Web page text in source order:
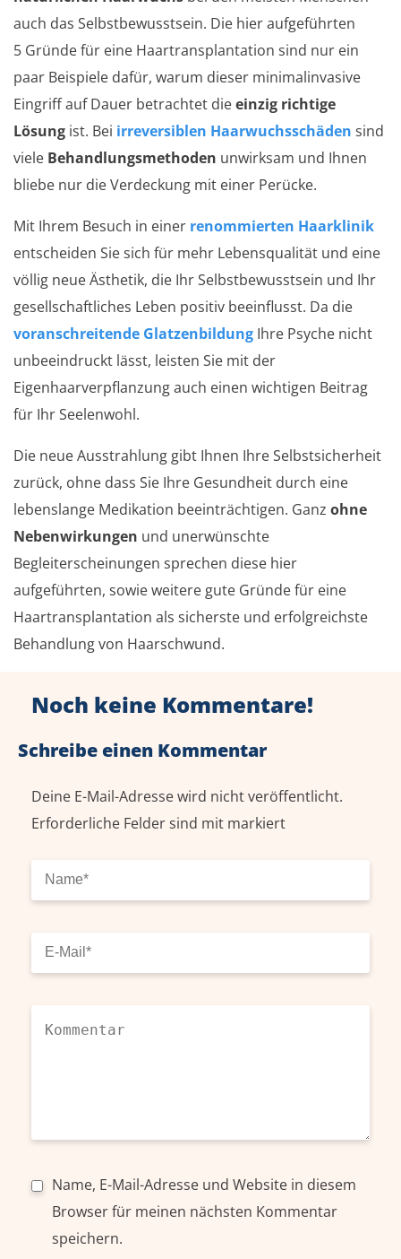
auch das Selbstbewusstsein. Die hier aufgeführten
5 Gründe für eine Haartransplantation sind nur ein
paar Beispiele dafür, warum dieser minimalinvasive
Eingriff auf Dauer betrachtet dieeinzig richtige
Lösung ist. Bei irreversiblen Haarwuchsschäden sind
viele Behandlungsmethoden unwirksam und Ihnen
bliebe nur die Verdeckung mit einer Perücke.
Mit Ihrem Besuch in einer renommierten Haarklinik
entscheiden Sie sich für mehr Lebensqualität und eine
völlig neue Ästhetik, die Ihr Selbstbewusstsein und Ihr
gesellschaftliches Leben positiv beeinflusst. Da die
voranschreitende Glatzenbildung Ihre Psyche nicht
unbeeindruckt lässt, leisten Sie mit der
Eigenhaarverpflanzung auch einen wichtigen Beitrag
für Ihr Seelenwohl.
Die neue Ausstrahlung gibt Ihnen Ihre Selbstsicherheit
zurück, ohne dass Sie Ihre Gesundheit durch eine
lebenslange Medikation beeinträchtigen. Ganz ohne
Nebenwirkungen und unerwünschte
Begleiterscheinungen sprechen diese hier
aufgeführten, sowie weitere gute Gründe für eine
Haartransplantation als sicherste und erfolgreichste
Behandlung von Haarschwund.
Noch keine Kommentare!
Schreibe einen Kommentar
Deine E-Mail-Adresse wird nicht veröffentlicht.
Erforderliche Felder sind mit markiert
Name, E-Mail-Adresse und Website in diesem
Browser für meinen nächsten Kommentar
speichern.